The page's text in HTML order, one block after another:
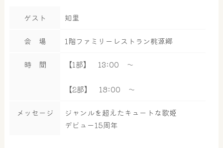
ゲスト 知里
会 場 1階ファミリーレストラン桃源郷
時 間 【1部】 13:00 ～
【2部】 18:00 ～
メッセージ
ジャンルを超えたキュートな歌姫
デビュー15周年